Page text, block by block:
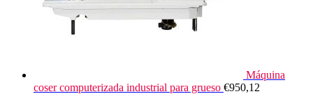
Máquina
coser computerizada industrial para grueso €950,12